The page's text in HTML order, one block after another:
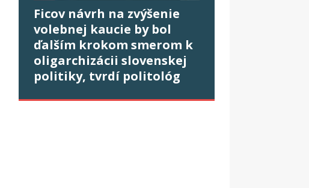
Ficov návrh na zvýšenie
volebnej kaucie by bol
ďalším krokom smerom k
oligarchizácii slovenskej
politiky, tvrdí politológ